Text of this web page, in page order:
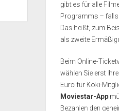
gibt es für alle
Programms – falls
Das heißt, zum
als zweite
Beim Online-
wählen Sie erst
Euro für Koki-
Moviestar-App
Bezahlen den